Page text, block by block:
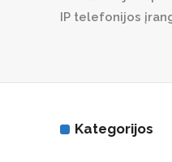
IP telefonijos
Kategorijos